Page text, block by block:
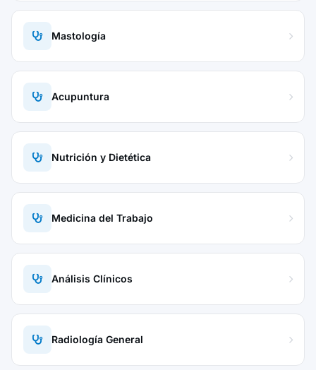
Mastología
Acupuntura
Nutrición y Dietética
Medicina del Trabajo
Análisis Clínicos
Radiología General